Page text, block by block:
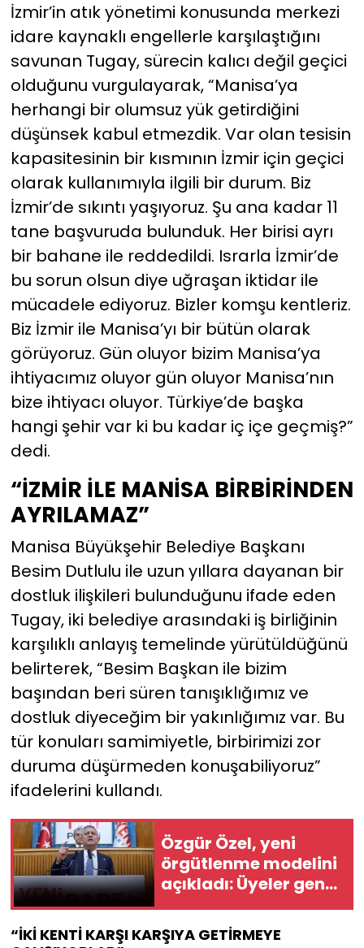
İzmir’in atık yönetimi konusunda merkezi
idare kaynaklı engellerle karşılaştığını
savunan Tugay, sürecin kalıcı değil geçici
olduğunu vurgulayarak, “Manisa’ya
herhangi bir olumsuz yük getirdiğini
düşünsek kabul etmezdik. Var olan tesisin
kapasitesinin bir kısmının İzmir için geçici
olarak kullanımıyla ilgili bir durum. Biz
İzmir’de sıkıntı yaşıyoruz. Şu ana kadar 11
tane başvuruda bulunduk. Her birisi ayrı
bir bahane ile reddedildi. Israrla İzmir’de
bu sorun olsun diye uğraşan iktidar ile
mücadele ediyoruz. Bizler komşu kentleriz.
Biz İzmir ile Manisa’yı bir bütün olarak
görüyoruz. Gün oluyor bizim Manisa’ya
ihtiyacımız oluyor gün oluyor Manisa’nın
bize ihtiyacı oluyor. Türkiye’de başka
hangi şehir var ki bu kadar iç içe geçmiş?”
dedi.
“İZMİR İLE MANİSA BİRBİRİNDEN
AYRILAMAZ”
Manisa Büyükşehir Belediye Başkanı
Besim Dutlulu ile uzun yıllara dayanan bir
dostluk ilişkileri bulunduğunu ifade eden
Tugay, iki belediye arasındaki iş birliğinin
karşılıklı anlayış temelinde yürütüldüğünü
belirterek, “Besim Başkan ile bizim
başından beri süren tanışıklığımız ve
dostluk diyeceğim bir yakınlığımız var. Bu
tür konuları samimiyetle, birbirimizi zor
duruma düşürmeden konuşabiliyoruz”
ifadelerini kullandı.
Özgür Özel, yeni
örgütlenme modelini
açıkladı: Üyeler genel
başkanı seçecek!
“İKİ KENTİ KARŞI KARŞIYA GETİRMEYE